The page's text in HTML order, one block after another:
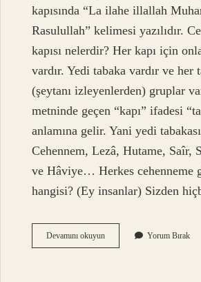
kapısında “La ilahe illallah
Rasulullah” kelimesi yazılıdır.
kapısı nelerdir? Her kapı için
vardır. Yedi tabaka vardır ve her
(şeytanı izleyenlerden) gruplar
metninde geçen “kapı” ifadesi
anlamına gelir. Yani yedi
Cehennem, Lezâ, Hutame, Saîr,
ve Hâviye… Herkes cehenneme
hangisi? (Ey insanlar) Sizden
Devamını okuyunCehennemin
Kapısında
Yorum Bırak